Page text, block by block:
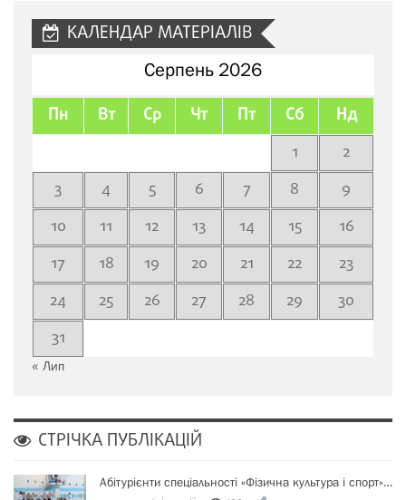
КАЛЕНДАР МАТЕРІАЛІВ
Серпень 2026
Пн Вт Ср Чт Пт Сб Нд
1
2
3
4 5 6 7 8
9
10
11 12 13 14 15
16
17
18 19 20 21 22
23
24
25 26 27 28 29
30
31
« Лип
СТРІЧКА ПУБЛІКАЦІЙ
Абітурієнти спеціальності «Фізична культура і спорт»…